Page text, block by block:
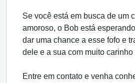
Se você está em busca de um
amoroso, o Bob está
dar uma chance a esse fofo e
dele e a sua com muito
Entre em contato e venha